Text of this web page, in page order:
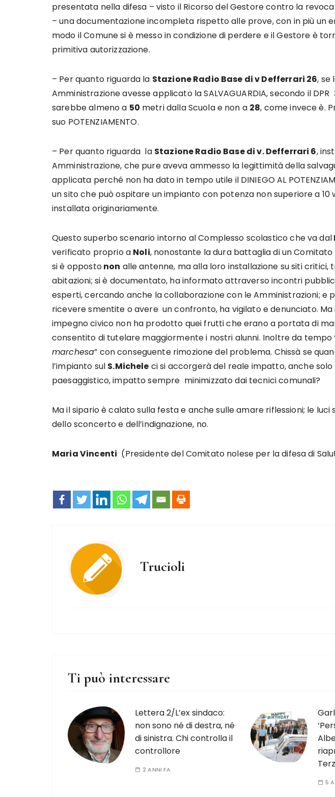
presentata nella difesa – visto il Ricorso del Gestore contro la
– una documentazione incompleta rispetto alle prove, con in più un
modo il Comune si è messo in condizione di perdere e il Gestore è
primitiva autorizzazione.
– Per quanto riguarda la Stazione Radio Base di v Defferrari 26, se
Amministrazione avesse applicato la SALVAGUARDIA, secondo il DPR
sarebbe almeno a 50 metri dalla Scuola e non a 28, come invece è.
suo POTENZIAMENTO.
– Per quanto riguarda la Stazione Radio Base di v. Defferrari 6,
Amministrazione, che pure aveva ammesso la legittimità della
applicata perché non ha dato in tempo utile il DINIEGO AL
un sito che può ospitare un impianto con potenza non superiore a 10
installata originariamente.
Questo superbo scenario intorno al Complesso scolastico che va dal
verificato proprio a Noli, nonostante la dura battaglia di un
si è oppostonon alle antenne, ma alla loro installazione su siti critici,
abitazioni; si è documentato, ha informato attraverso incontri
esperti, cercando anche la collaborazione con le Amministrazioni; e
ricevere smentite o avere un confronto, ha vigilato e denunciato. Ma
impegno civico non ha prodotto quei frutti che erano a portata di
consentito di tutelare maggiormente i nostri alunni. Inoltre da tempo
marchesa” con conseguente rimozione del problema. Chissà se
l’impianto sul S.Michele ci si accorgerà del reale impatto, anche
paesaggistico, impatto sempre minimizzato dai tecnici comunali?
Ma il sipario è calato sulla festa e anche sulle amare riflessioni; le luci
dello sconcerto e dell’indignazione, no.
Maria Vincenti (Presidente del Comitato nolese per la difesa di
Trucioli
Ti può interessare
Lettera 2/L’ex sindaco:
non sono né di destra, né
di sinistra. Chi controlla il
controllore
2 ANNI FA
5